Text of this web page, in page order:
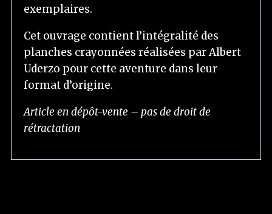
exemplaires.
Cet ouvrage contient l’intégralité des
planches crayonnées réalisées par Albert
Uderzo pour cette aventure dans leur
format d’origine.
Article en dépôt-vente – pas de droit de
rétractation